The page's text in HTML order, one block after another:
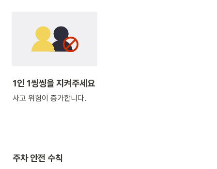
1인 1씽씽을 지켜주세요
사고 위험이 증가합니다.
주차 안전 수칙